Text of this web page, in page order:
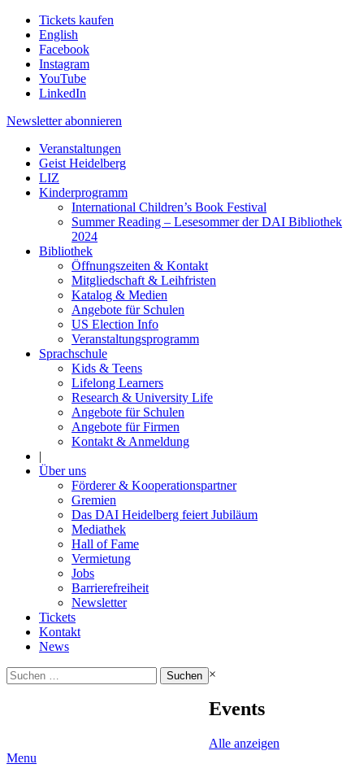
Tickets kaufen
English
Facebook
Instagram
YouTube
LinkedIn
Newsletter abonnieren
Veranstaltungen
Geist Heidelberg
LIZ
Kinderprogramm
International Children’s Book Festival
Summer Reading – Lesesommer der DAI Bibliothek
2024
Bibliothek
Öffnungszeiten & Kontakt
Mitgliedschaft & Leihfristen
Katalog & Medien
Angebote für Schulen
US Election Info
Veranstaltungsprogramm
Sprachschule
Kids & Teens
Lifelong Learners
Research & University Life
Angebote für Schulen
Angebote für Firmen
Kontakt & Anmeldung
|
Über uns
Förderer & Kooperationspartner
Gremien
Das DAI Heidelberg feiert Jubiläum
Mediathek
Hall of Fame
Vermietung
Jobs
Barrierefreiheit
Newsletter
Tickets
Kontakt
News
Suchen
nach:
×
Events
Alle anzeigen
Menu